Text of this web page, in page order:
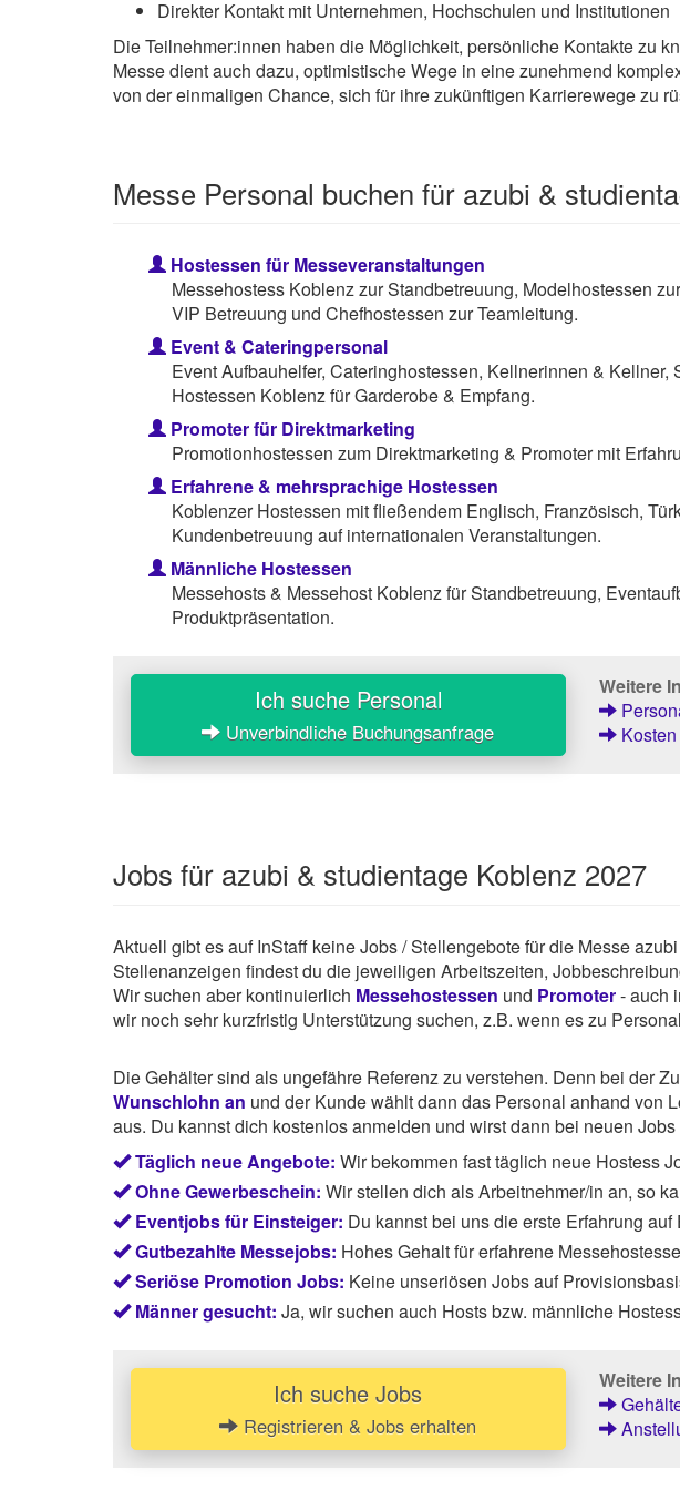
Direkter Kontakt mit Unternehmen, Hochschulen und Institutionen
Die Teilnehmer:innen haben die Möglichkeit, persönliche Kontakte zu
Messe dient auch dazu, optimistische Wege in eine zunehmend
von der einmaligen Chance, sich für ihre zukünftigen Karrierewege zu
Messe Personal buchen für azubi &
Hostessen für Messeveranstaltungen
Messehostess Koblenz zur Standbetreuung, Modelhostessen
VIP Betreuung und Chefhostessen zur Teamleitung.
Event & Cateringpersonal
Event Aufbauhelfer, Cateringhostessen, Kellnerinnen &
Hostessen Koblenz für Garderobe & Empfang.
Promoter für Direktmarketing
Promotionhostessen zum Direktmarketing & Promoter mit
Erfahrene & mehrsprachige Hostessen
Koblenzer Hostessen mit fließendem Englisch, Französisch,
Kundenbetreuung auf internationalen Veranstaltungen.
Männliche Hostessen
Messehosts & Messehost Koblenz für Standbetreuung,
Produktpräsentation.
Ich suche Personal
Unverbindliche Buchungsanfrage
Weitere
Kosten
Jobs für azubi & studientage Koblenz 2027
Aktuell gibt es auf InStaff keine Jobs / Stellengebote für die Messe
Stellenanzeigen findest du die jeweiligen Arbeitszeiten,
Wir suchen aber kontinuierlich Messehostessen und Promoter- auch
wir noch sehr kurzfristig Unterstützung suchen, z.B. wenn es zu
Die Gehälter sind als ungefähre Referenz zu verstehen. Denn bei der
Wunschlohn an und der Kunde wählt dann das Personal anhand von
aus. Du kannst dich kostenlos anmelden und wirst dann bei neuen
Täglich neue Angebote: Wir bekommen fast täglich neue Hostess
Ohne Gewerbeschein: Wir stellen dich als Arbeitnehmer/in an, so
Eventjobs für Einsteiger: Du kannst bei uns die erste Erfahrung
Gutbezahlte Messejobs: Hohes Gehalt für erfahrene
Seriöse Promotion Jobs: Keine unseriösen Jobs auf
Männer gesucht: Ja, wir suchen auch Hosts bzw. männliche
Ich suche Jobs
Registrieren & Jobs erhalten
Weitere